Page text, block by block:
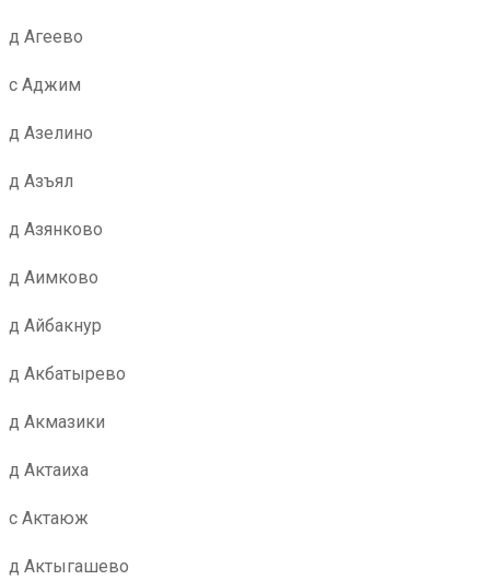
д Агеево
с Аджим
д Азелино
д Азъял
д Азянково
д Аимково
д Айбакнур
д Акбатырево
д Акмазики
д Актаиха
с Актаюж
д Актыгашево